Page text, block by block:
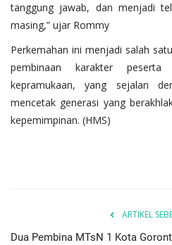
tanggung jawab, dan menjadi
masing,” ujar Rommy
Perkemahan ini menjadi salah
pembinaan karakter
kepramukaan, yang sejalan
mencetak generasi yang
kepemimpinan. (HMS)
ARTIKEL
Dua Pembina MTsN 1 Kota